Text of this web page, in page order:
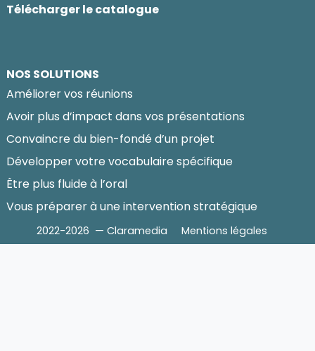
Télécharger le catalogue
NOS SOLUTIONS
Améliorer vos réunions
Avoir plus d’impact dans vos présentations
Convaincre du bien-fondé d’un projet
Développer votre vocabulaire spécifique
Être plus fluide à l’oral
Vous préparer à une intervention stratégique
2022-2026 — Claramedia Mentions légales